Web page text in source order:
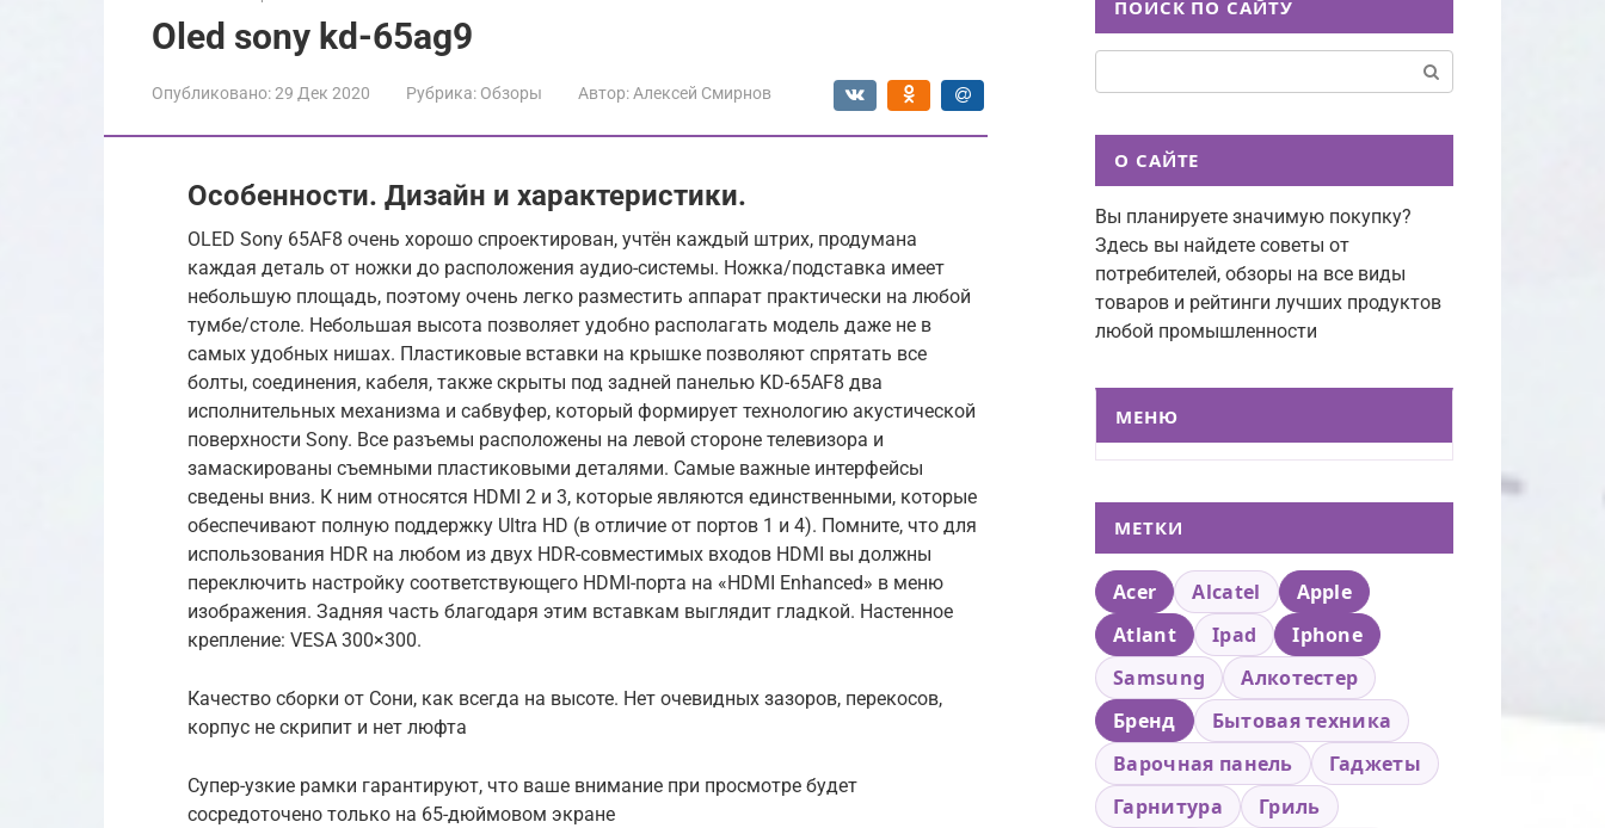
Oled sony kd-65ag9
Опубликовано:29 Дек 2020 Рубрика: Обзоры Автор: Алексей Смирнов
Особенности. Дизайн и характеристики.
OLED Sony 65AF8 очень хорошо спроектирован, учтён каждый штрих, продумана
каждая деталь от ножки до расположения аудио-системы. Ножка/подставка имеет
небольшую площадь, поэтому очень легко разместить аппарат практически на любой
тумбе/столе. Небольшая высота позволяет удобно располагать модель даже не в
самых удобных нишах. Пластиковые вставки на крышке позволяют спрятать все
болты, соединения, кабеля, также скрыты под задней панелью KD-65AF8 два
исполнительных механизма и сабвуфер, который формирует технологию акустической
поверхности Sony. Все разъемы расположены на левой стороне телевизора и
замаскированы съемными пластиковыми деталями. Самые важные интерфейсы
сведены вниз. К ним относятся HDMI 2 и 3, которые являются единственными, которые
обеспечивают полную поддержку Ultra HD (в отличие от портов 1 и 4). Помните, что для
использования HDR на любом из двух HDR-совместимых входов HDMI вы должны
переключить настройку соответствующего HDMI-порта на «HDMI Enhanced» в меню
изображения. Задняя часть благодаря этим вставкам выглядит гладкой. Настенное
крепление: VESA 300×300.
Качество сборки от Сони, как всегда на высоте. Нет очевидных зазоров, перекосов,
корпус не скрипит и нет люфта
Супер-узкие рамки гарантируют, что ваше внимание при просмотре будет
сосредоточено только на 65-дюймовом экране
ПОИСК ПО САЙТУ
О САЙТЕ
Вы планируете значимую покупку?
Здесь вы найдете советы от
потребителей, обзоры на все виды
товаров и рейтинги лучших продуктов
любой промышленности
МЕНЮ
МЕТКИ
Acer Alcatel
Apple
Atlant
Ipad
Iphone
Samsung
Алкотестер
Бренд
Бытовая техника
Варочная панель
Гаджеты
Гарнитура
Гриль